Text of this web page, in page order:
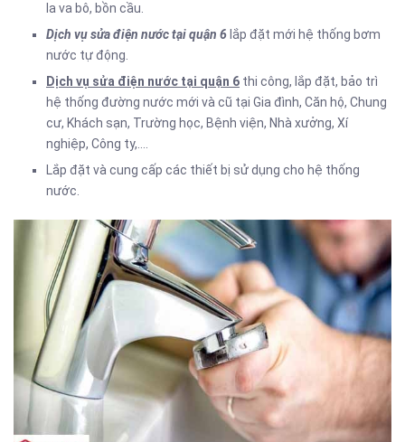
la va bô, bồn cầu.
Dịch vụ sửa điện nước tại quận 6 lắp đặt mới hệ thống bơm
nước tự động.
Dịch vụ sửa điện nước tại quận 6 thi công, lắp đặt, bảo trì
hệ thống đường nước mới và cũ tại Gia đình, Căn hộ, Chung
cư, Khách sạn, Trường học, Bệnh viện, Nhà xưởng, Xí
nghiệp, Công ty,….
Lắp đặt và cung cấp các thiết bị sử dụng cho hệ thống
nước.